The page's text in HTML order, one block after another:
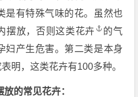
是有特殊气味的花。虽然也
摆放，否则这类花卉
的气
妇产生危害。第二类是本身
明，这类花卉有100多种。
的常见花卉：